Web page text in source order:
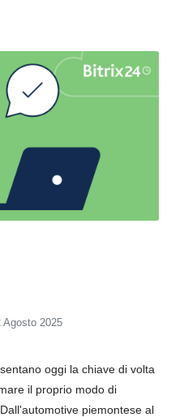
Agosto 2025
oggi la chiave di volta
il proprio modo di
piemontese al